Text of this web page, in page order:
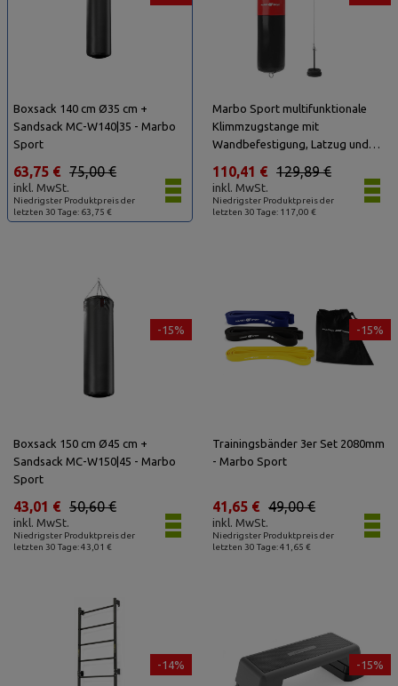
Boxsack 140 cm Ø35 cm +
Sandsack MC-W140|35 - Marbo
Sport
Niedrigster Produktpreis der
letzten 30 Tage: 63,75 €
75,00 €
63,75 €
inkl. MwSt.
Marbo Sport multifunktionale
Klimmzugstange mit
Wandbefestigung, Latzug und
D204 - Marbo Sport
Niedrigster Produktpreis der
letzten 30 Tage: 117,00 €
129,89 €
110,41 €
inkl. MwSt.
-15%
Boxsack 150 cm Ø45 cm +
Sandsack MC-W150|45 - Marbo
Sport
Niedrigster Produktpreis der
letzten 30 Tage: 43,01 €
50,60 €
43,01 €
inkl. MwSt.
-15%
Trainingsbänder 3er Set 2080mm
- Marbo Sport
Niedrigster Produktpreis der
letzten 30 Tage: 41,65 €
49,00 €
41,65 €
inkl. MwSt.
-14% -15%